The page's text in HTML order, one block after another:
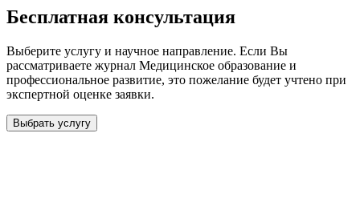
Бесплатная консультация
Выберите услугу и научное направление. Если Вы
рассматриваете журнал Медицинское образование и
профессиональное развитие, это пожелание будет учтено при
экспертной оценке заявки.
Выбрать услугу